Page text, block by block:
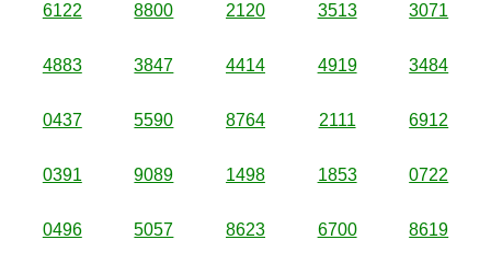
6122 8800 2120 3513 3071
4883 3847 4414 4919 3484
0437 5590 8764 2111 6912
0391 9089 1498 1853 0722
0496 5057 8623 6700 8619